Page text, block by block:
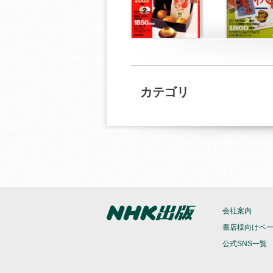
カテゴリ
会社案内
書店様向けペ
公式SNS一覧